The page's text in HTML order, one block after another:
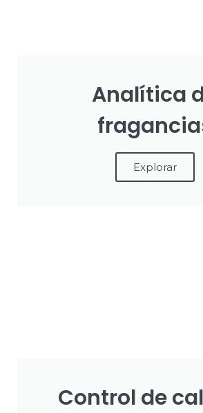
Analítica
Explorar
Control de